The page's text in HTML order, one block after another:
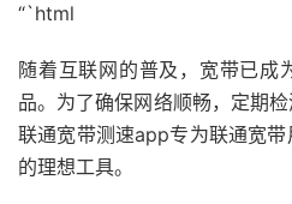
“`html
随着互联网的普及，宽带已成
品。为了确保网络顺畅，定期检
联通宽带测速app专为联通宽
的理想工具。